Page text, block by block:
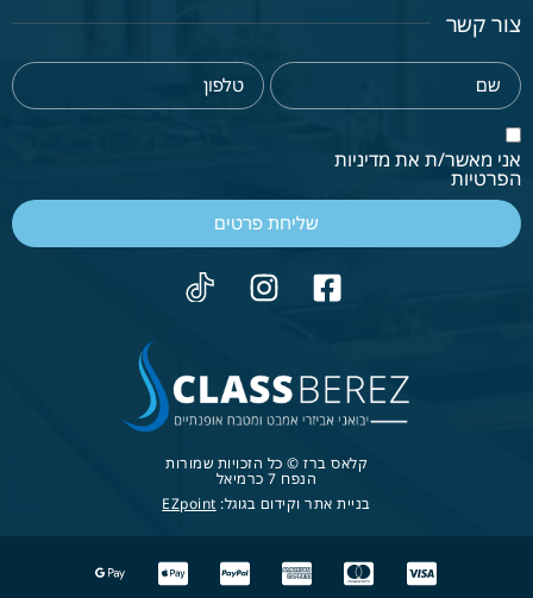
צור קשר
אני מאשר/ת את מדיניות
הפרטיות
שליחת פרטים
קלאס ברז © כל הזכויות שמורות
הנפח 7 כרמיאל
בניית אתר וקידום בגוגל: EZpoint